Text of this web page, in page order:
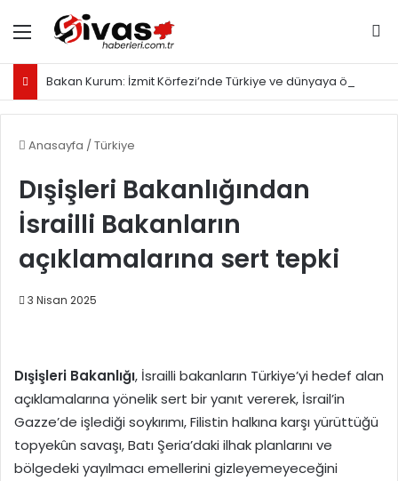
Menü
Anasayfa / Türkiye
Dışişleri Bakanlığından
İsrailli Bakanların
açıklamalarına sert tepki
3 Nisan 2025
Dışişleri Bakanlığı, İsrailli bakanların Türkiye’yi hedef alan
açıklamalarına yönelik sert bir yanıt vererek, İsrail’in
Gazze’de işlediği soykırımı, Filistin halkına karşı yürüttüğü
topyekûn savaşı, Batı Şeria’daki ilhak planlarını ve
bölgedeki yayılmacı emellerini gizleyemeyeceğini